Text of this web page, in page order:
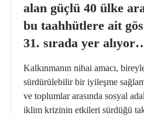
alan güçlü 40 ülke
bu taahhütlere ait
31. sırada yer
Kalkınmanın nihai amacı,
sürdürülebilir bir iyileşme
ve toplumlar arasında sosyal
iklim krizinin etkileri sürdüğü